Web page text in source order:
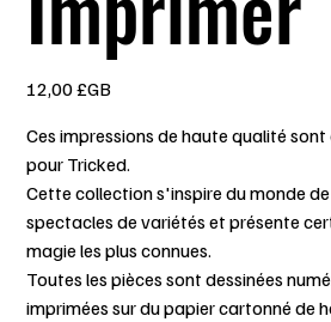
12,00 £GB
Ces impressions de haute qualité
pour Tricked.
Cette collection s'inspire du monde
spectacles de variétés et présente
magie les plus connues.
Toutes les pièces sont dessinées
imprimées sur du papier cartonné de